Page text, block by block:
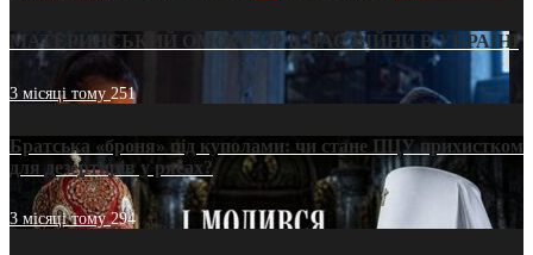
МАТЕРИНСЬКИЙ ОМОРФОР В ЧАС ВІЙНИ В УКРАЇНІ
3 місяці тому251
Братська «броня» під куполами: чи стане ПЦУ прихистком
для дезертирів у рясах?
3 місяці тому294